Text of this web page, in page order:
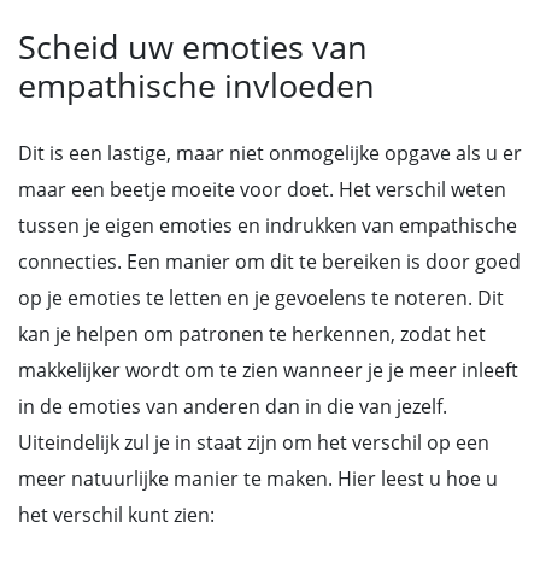
Scheid uw emoties van
empathische invloeden
Dit is een lastige, maar niet onmogelijke opgave als u er
maar een beetje moeite voor doet. Het verschil weten
tussen je eigen emoties en indrukken van empathische
connecties. Een manier om dit te bereiken is door goed
op je emoties te letten en je gevoelens te noteren. Dit
kan je helpen om patronen te herkennen, zodat het
makkelijker wordt om te zien wanneer je je meer inleeft
in de emoties van anderen dan in die van jezelf.
Uiteindelijk zul je in staat zijn om het verschil op een
meer natuurlijke manier te maken. Hier leest u hoe u
het verschil kunt zien: